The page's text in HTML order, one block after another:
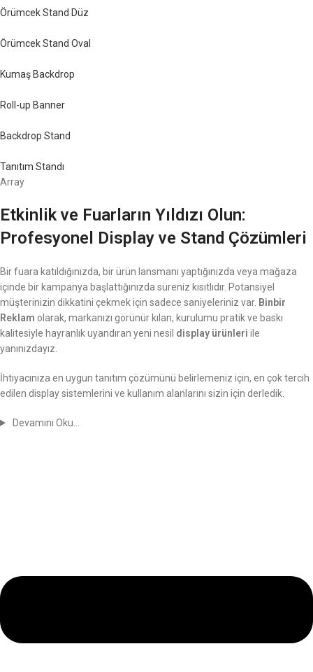
Örümcek Stand Düz
Örümcek Stand Oval
Kumaş Backdrop
Roll-up Banner
Backdrop Stand
Tanıtım Standı
Array
Etkinlik ve Fuarların Yıldızı Olun:
Profesyonel Display ve Stand Çözümleri
Bir fuara katıldığınızda, bir ürün lansmanı yaptığınızda veya mağaza
içinde bir kampanya başlattığınızda süreniz kısıtlıdır. Potansiyel
müşterinizin dikkatini çekmek için sadece saniyeleriniz var. Binbir
Reklam olarak, markanızı görünür kılan, kurulumu pratik ve baskı
kalitesiyle hayranlık uyandıran yeni nesil display ürünleri ile
yanınızdayız.
İhtiyacınıza en uygun tanıtım çözümünü belirlemeniz için, en çok tercih
edilen display sistemlerini ve kullanım alanlarını sizin için derledik.
Devamını Oku…